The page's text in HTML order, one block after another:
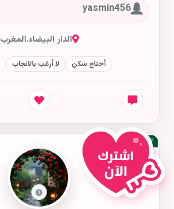
yasmin456
الدار البيضاء،المغرب
أحتاج سكن لا أرغب بالانجاب